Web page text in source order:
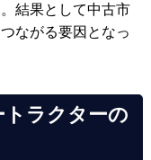
結果として中古市
ながる要因となっ
トラクターの